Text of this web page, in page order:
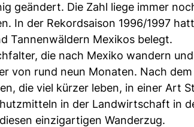
geändert. Die Zahl liege immer
In der Rekordsaison 1996/1997
Tannenwäldern Mexikos belegt.
die nach Mexiko wandern
von rund neun Monaten. Nach
die viel kürzer leben, in einer Art
in der Landwirtschaft in
einzigartigen Wanderzug.